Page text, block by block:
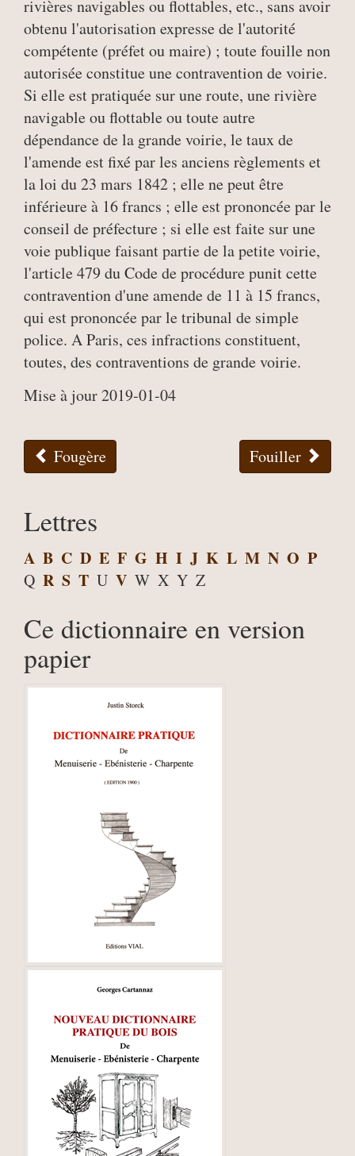
rivières navigables ou flottables, etc., sans avoir
obtenu l'autorisation expresse de l'autorité
compétente (préfet ou maire) ; toute fouille non
autorisée constitue une contravention de voirie.
Si elle est pratiquée sur une route, une rivière
navigable ou flottable ou toute autre
dépendance de la grande voirie, le taux de
l'amende est fixé par les anciens règlements et
la loi du 23 mars 1842 ; elle ne peut être
inférieure à 16 francs ; elle est prononcée par le
conseil de préfecture ; si elle est faite sur une
voie publique faisant partie de la petite voirie,
l'article 479 du Code de procédure punit cette
contravention d'une amende de 11 à 15 francs,
qui est prononcée par le tribunal de simple
police. A Paris, ces infractions constituent,
toutes, des contraventions de grande voirie.
Mise à jour 2019-01-04
Fougère Fouiller
Lettres
A B C D E F G H I J K L M N O P
Q R S T U V W X Y Z
Ce dictionnaire en version
papier